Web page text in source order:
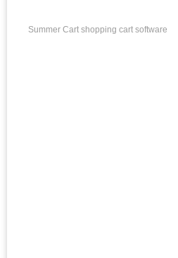
Summer Cart shopping cart software